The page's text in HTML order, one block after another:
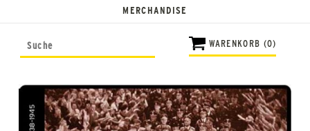
MERCHANDISE
WARENKORB (0)